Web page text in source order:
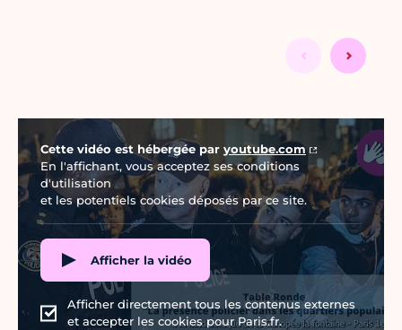
Vidéo Youtube
Cette vidéo est hébergée par youtube.com
En l'affichant, vous acceptez ses conditions
d'utilisation
et les potentiels cookies déposés par ce site.
Afficher la vidéo
Afficher directement tous les contenus externes
et accepter les cookies pour Paris.fr.